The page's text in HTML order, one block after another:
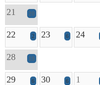
21 20
22 2 23 6 24
28 19
29 6 30 6 1